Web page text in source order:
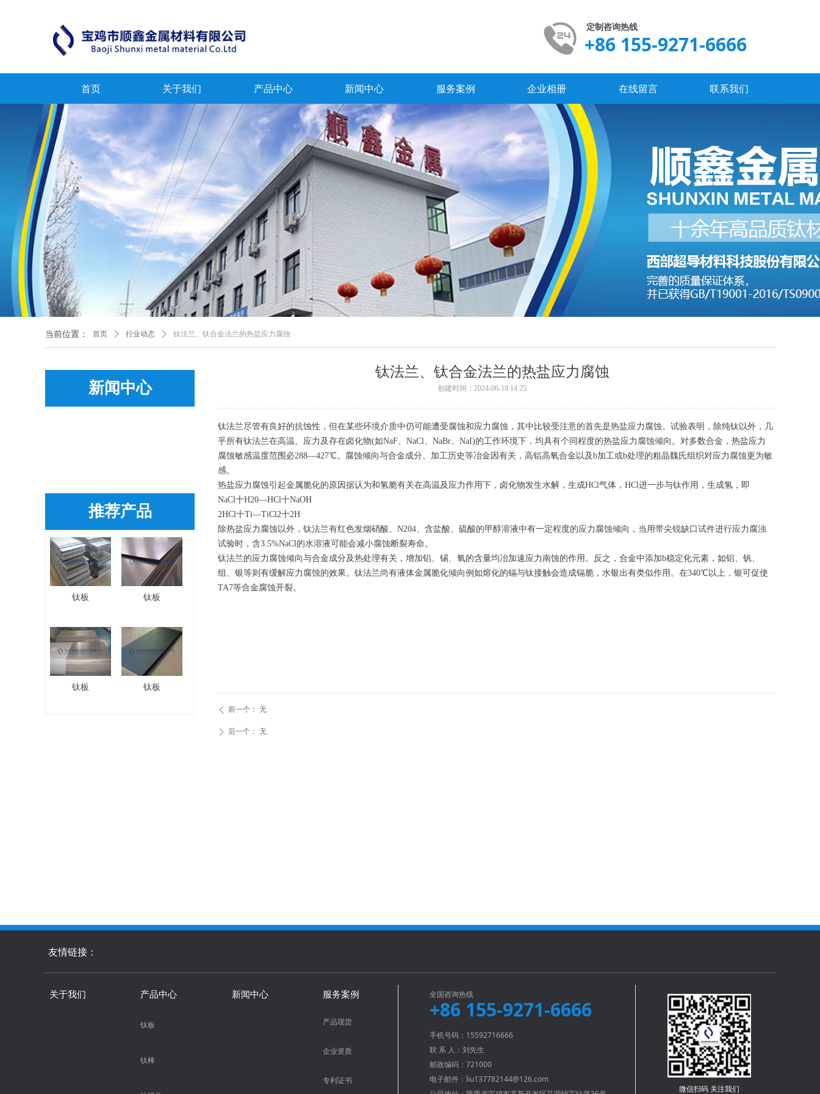
+86 155-9271-6666
定制咨询热线
首页 关于我们 产品中心 新闻中心 服务案例 企业相册 在线留言 联系我们
当前位置： 首页 ꄲ 行业动态 ꄲ 钛法兰、钛合金法兰的热盐应力腐蚀
钛法兰、钛合金法兰的热盐应力腐蚀
创建时间： 2024-06-18 14:25
钛法兰尽管有良好的抗蚀性，但在某些环境介质中仍可能遭受腐蚀和应力腐蚀，其中比较受注意的首先是热盐应力腐蚀。试验表明，除纯钛以外，几
乎所有钛法兰在高温、应力及存在卤化物(如NaF、NaCl、NaBr、NaI)的工作环境下，均具有个同程度的热盐应力腐蚀倾向。对多数合金，热盐应力
腐蚀敏感温度范围必288—427℃。腐蚀倾向与合金成分、加工历史等冶金因有关，高铝高氧合金以及b加工或b处理的粗晶魏氏组织对应力腐蚀更为敏
感。
热盐应力腐蚀引起金属脆化的原因据认为和氢脆有关在高温及应力作用下，卤化物发生水解，生成HCl气体，HCl进一步与钛作用，生成氢，即
NaCl十H20—HCl十NaOH
2HCl十Ti—TiCl2十2H
除热盐应力腐蚀以外，钛法兰有红色发烟硝酸、N204、含盐酸、硫酸的甲醇溶液中有一定程度的应力腐蚀倾向，当用带尖锐缺口试件进行应力腐浊
试验时，含3.5%NaCl的水溶液可能会减小腐蚀断裂寿命。
钛法兰的应力腐蚀倾向与合金成分及热处理有关，增加铝、锡、氧的含量均冶加速应力南蚀的作用。反之，合金中添加b稳定化元素，如铝、钒、
组、银等则有缓解应力腐蚀的效果。钛法兰尚有液体金属脆化倾向例如熔化的镉与钛接触会造成镉脆，水银出有类似作用。在340℃以上，银可促使
TA7等合金腐蚀开裂。
ꄴ 前一个： 无
ꄲ 后一个： 无
新闻中心
推荐产品
钛板 钛板
钛板 钛板
友情链接：
关于我们 产品中心 新闻中心 服务案例 全国咨询热线
+86 155-9271-6666
手机号码：15592716666
联 系 人：刘先生
邮政编码：721000
电子邮件：liu137782144@126.com
微信扫码 关注我们
钛板
钛棒
产品现货
企业资质
专利证书